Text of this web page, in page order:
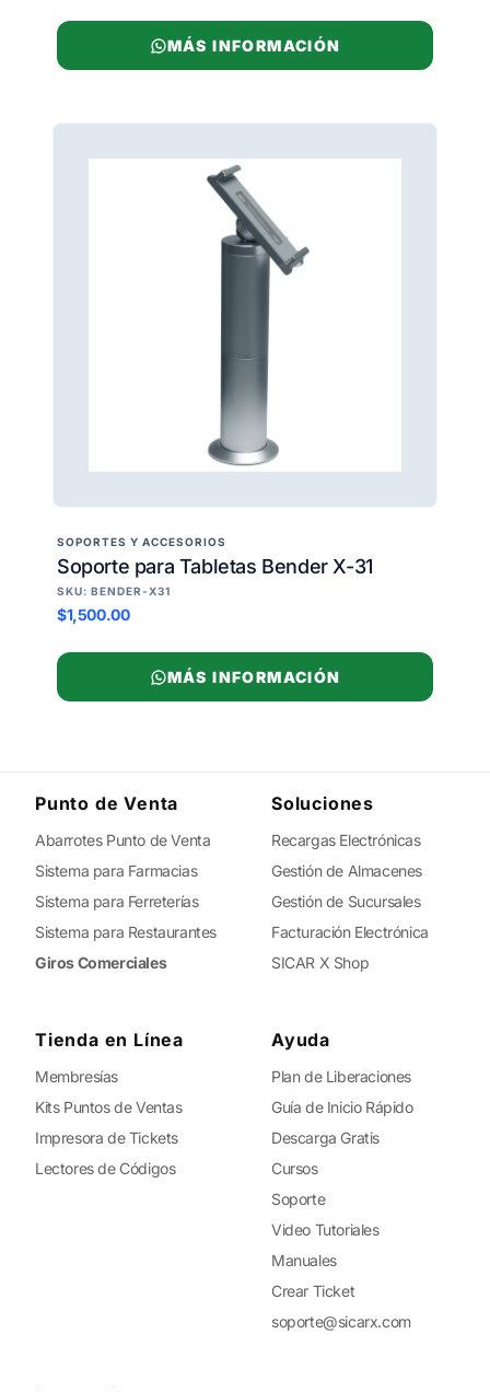
MÁS INFORMACIÓN
SOPORTES Y ACCESORIOS
Soporte para Tabletas Bender X-31
SKU: BENDER-X31
$1,500.00
MÁS INFORMACIÓN
Punto de Venta
Abarrotes Punto de Venta
Sistema para Farmacias
Sistema para Ferreterías
Sistema para Restaurantes
Giros Comerciales
Soluciones
Recargas Electrónicas
Gestión de Almacenes
Gestión de Sucursales
Facturación Electrónica
SICAR X Shop
Tienda en Línea
Membresías
Kits Puntos de Ventas
Impresora de Tickets
Lectores de Códigos
Ayuda
Plan de Liberaciones
Guía de Inicio Rápido
Descarga Gratis
Cursos
Soporte
Video Tutoriales
Manuales
Crear Ticket
soporte@sicarx.com